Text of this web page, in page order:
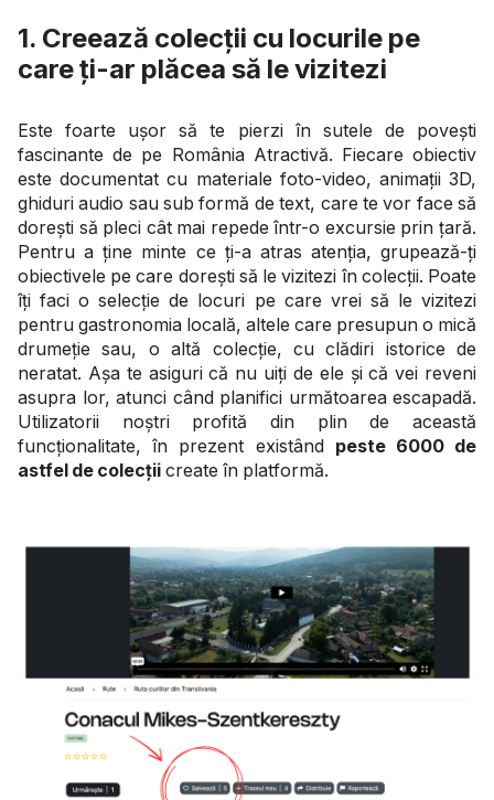
1. Creează colecții cu locurile pe
care ți-ar plăcea să le vizitezi
Este foarte ușor să te pierzi în sutele de povești
fascinante de pe România Atractivă. Fiecare obiectiv
este documentat cu materiale foto-video, animații 3D,
ghiduri audio sau sub formă de text, care te vor face să
dorești să pleci cât mai repede într-o excursie prin țară.
Pentru a ține minte ce ți-a atras atenția, grupează-ți
obiectivele pe care dorești să le vizitezi în colecții. Poate
îți faci o selecție de locuri pe care vrei să le vizitezi
pentru gastronomia locală, altele care presupun o mică
drumeție sau, o altă colecție, cu clădiri istorice de
neratat. Așa te asiguri că nu uiți de ele și că vei reveni
asupra lor, atunci când planifici următoarea escapadă.
Utilizatorii noștri profită din plin de această
funcționalitate, în prezent existând peste 6000 de
astfel de colecții create în platformă.